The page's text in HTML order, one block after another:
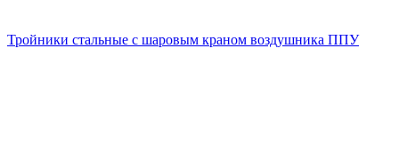
Тройники стальные с шаровым краном воздушника ППУ